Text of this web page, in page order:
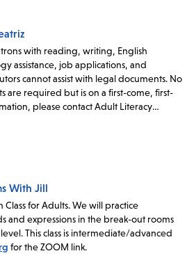
with reading, writing, English
assistance, job applications, and
cannot assist with legal documents. No
are required but is on a first-come, first-
please contact Adult Literacy
228-7037...
With Jill
for Adults. We will practice
and expressions in the break-out rooms
This class is intermediate/advanced
for the ZOOM link.